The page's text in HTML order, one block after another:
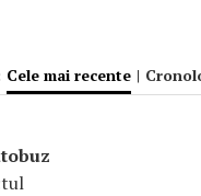
Cele mai recente |